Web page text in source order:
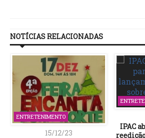
NOTÍCIAS RELACIONADAS
ENTRETENIMENTO
15/12/23
IPAC